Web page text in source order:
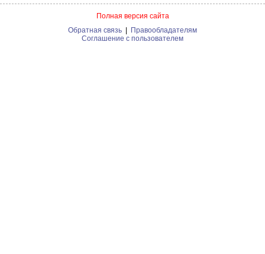
Полная версия сайта
Обратная связь
Правообладателям
Соглашение с пользователем